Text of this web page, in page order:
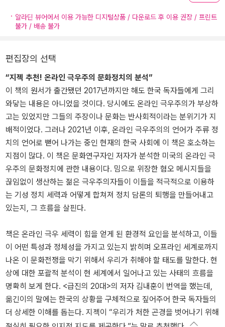
알라딘 뷰어에서 이용 가능한 디지털상품 / 다운로드 후 이용 권장 / 프린트
불가 / 배송 불가
편집장의 선택
“지젝 추천! 온라인 극우주의 문화정치의 분석”
이 책의 원서가 출간됐던 2017년까지만 해도 한국 독자들에게 그리
와닿는 내용은 아니었을 것이다. 당시에도 온라인 극우주의가 부상하
고는 있었지만 그들의 주장이나 문화는 반사회적이라는 분위기가 지
배적이었다. 그러나 2021년 이후, 온라인 극우주의의 언어가 주류 정
치의 언어로 뻗어 나가는 중인 현재의 한국 사회에 이 책은 호소하는
지점이 많다. 이 책은 문화연구자인 저자가 분석한 미국의 온라인 극
우주의 문화정치에 관한 내용이다. 밈으로 위장한 혐오 메시지들을
끊임없이 생산하는 젊은 극우주의자들이 이들을 적극적으로 이용하
는 기성 정치 세력과 어떻게 합쳐져 정치 담론의 퇴행을 만들어내고
있는지, 그 흐름을 살핀다.
책은 온라인 극우 세력이 힘을 얻게 된 환경적 요인을 분석하고, 이들
이 어떤 특성과 정체성을 가지고 있는지 밝히며 오프라인 세계로까지
나온 이 문화전쟁을 막기 위해서 우리가 취해야 할 태도를 말한다. 현
상에 대한 포괄적 분석이 현 세계에서 일어나고 있는 사태의 흐름을
명확히 보게 한다. <급진의 20대>의 저자 김내훈이 번역을 했는데,
옮긴이의 말에는 한국의 상황을 구체적으로 짚어주어 한국 독자들의
더 상세한 이해를 돕는다. 지젝이 “우리가 처한 곤경을 벗어나기 위해